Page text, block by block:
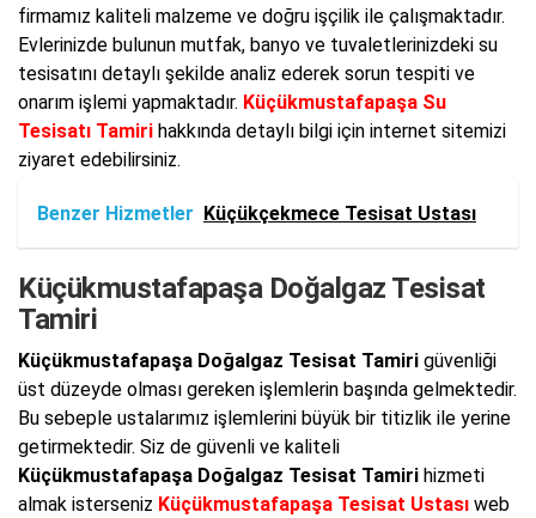
firmamız kaliteli malzeme ve doğru işçilik ile çalışmaktadır.
Evlerinizde bulunun mutfak, banyo ve tuvaletlerinizdeki su
tesisatını detaylı şekilde analiz ederek sorun tespiti ve
onarım işlemi yapmaktadır. Küçükmustafapaşa Su
Tesisatı Tamiri hakkında detaylı bilgi için internet sitemizi
ziyaret edebilirsiniz.
Benzer Hizmetler Küçükçekmece Tesisat Ustası
Küçükmustafapaşa Doğalgaz Tesisat
Tamiri
Küçükmustafapaşa Doğalgaz Tesisat Tamiri güvenliği
üst düzeyde olması gereken işlemlerin başında gelmektedir.
Bu sebeple ustalarımız işlemlerini büyük bir titizlik ile yerine
getirmektedir. Siz de güvenli ve kaliteli
Küçükmustafapaşa Doğalgaz Tesisat Tamiri hizmeti
almak isterseniz Küçükmustafapaşa Tesisat Ustası web